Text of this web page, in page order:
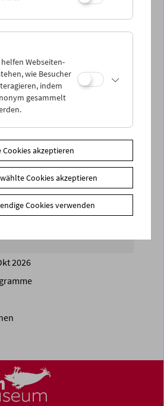
2026
Webseiten-
wie Besucher
indem
gesammelt
Cookies akzeptieren
Cookies akzeptieren
Cookies verwenden